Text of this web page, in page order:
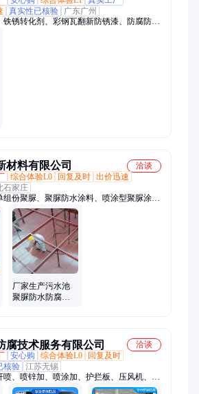
真实性已核验
广东广州
锈转化剂、彩钢瓦翻新防锈漆、防腐防锈
料、吸音阻燃涂料、外墙保温涂料、桥面防
面防水、背水面补漏、外露型防水、红橡胶
材料有限公司
洽谈
综合体验L0 回复及时 出价迅速
石家庄
组份聚脲、聚脲防水涂料、喷涂型聚脲涂
水、污水池喷涂聚脲防水防腐、喷涂聚脲涂
腐、喷涂聚脲防水工程、聚脲防水防腐涂
聚脲喷涂、喷涂聚脲、双组份聚脲、天冬聚
厂家生产污水池
聚脲防水防腐涂
腐技术服务有限公司
洽谈
安心购 综合体验L0
回复及时
核验 江苏无锡
喷、喷锌加、喷涂加、护拦板、压风机、龙
石、锌合金、铝合金、旋转架、铸铁件、金